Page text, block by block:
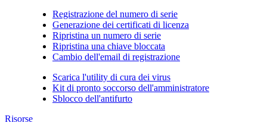
Registrazione del numero di serie
Generazione dei certificati di licenza
Ripristina un numero di serie
Ripristina una chiave bloccata
Cambio dell'email di registrazione
Scarica l'utility di cura dei virus
Kit di pronto soccorso dell'amministratore
Sblocco dell'antifurto
Risorse